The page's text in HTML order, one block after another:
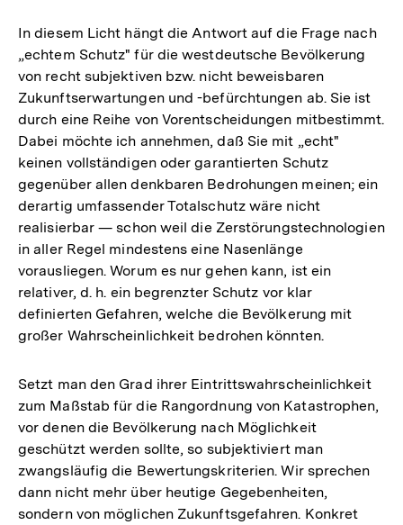
In diesem Licht hängt die Antwort auf die Frage nach
„echtem Schutz" für die westdeutsche Bevölkerung
von recht subjektiven bzw. nicht beweisbaren
Zukunftserwartungen und -befürchtungen ab. Sie ist
durch eine Reihe von Vorentscheidungen mitbestimmt.
Dabei möchte ich annehmen, daß Sie mit „echt"
keinen vollständigen oder garantierten Schutz
gegenüber allen denkbaren Bedrohungen meinen; ein
derartig umfassender Totalschutz wäre nicht
realisierbar — schon weil die Zerstörungstechnologien
in aller Regel mindestens eine Nasenlänge
vorausliegen. Worum es nur gehen kann, ist ein
relativer, d. h. ein begrenzter Schutz vor klar
definierten Gefahren, welche die Bevölkerung mit
großer Wahrscheinlichkeit bedrohen könnten.
Setzt man den Grad ihrer Eintrittswahrscheinlichkeit
zum Maßstab für die Rangordnung von Katastrophen,
vor denen die Bevölkerung nach Möglichkeit
geschützt werden sollte, so subjektiviert man
zwangsläufig die Bewertungskriterien. Wir sprechen
dann nicht mehr über heutige Gegebenheiten,
sondern von möglichen Zukunftsgefahren. Konkret